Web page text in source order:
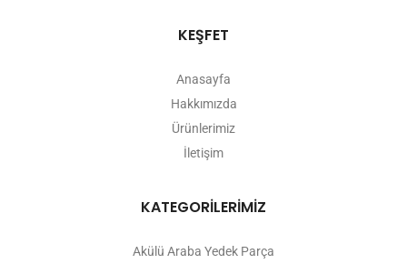
KEŞFET
Anasayfa
Hakkımızda
Ürünlerimiz
İletişim
KATEGORİLERİMİZ
Akülü Araba Yedek Parça